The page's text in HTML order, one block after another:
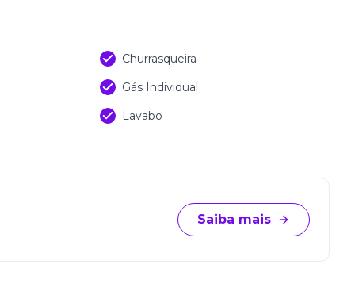
economia e controle;
a dia.
de fácil acesso à BR-101, próximo a comércios,
para quem busca qualidade de vida, sofisticação
Churrasqueira
Gás Individual
Lavabo
Saiba mais